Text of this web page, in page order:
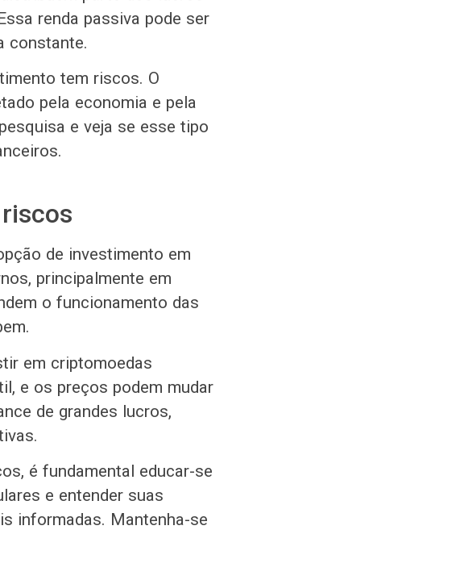
renda passiva pode ser
constante.
tem riscos. O
pela economia e pela
e veja se esse tipo
de investimento em
principalmente em
o funcionamento das
em criptomoedas
e os preços podem mudar
de grandes lucros,
é fundamental educar-se
e entender suas
informadas. Mantenha-se